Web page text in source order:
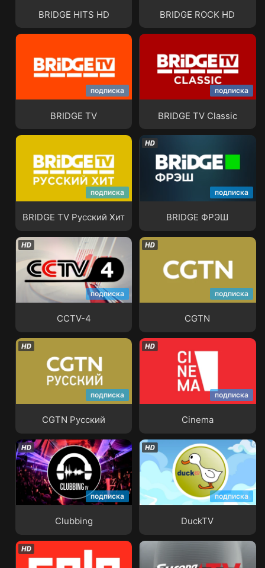
BRIDGE HITS HD BRIDGE ROCK HD
подписка
BRIDGE TV
подписка
BRIDGE TV Classic
подписка
BRIDGE TV Русский Хит
BRIDGE TV Русский Хит
подписка
BRIDGE ФРЭШ
подписка
CCTV-4
CCTV-4
подписка
CGTN
подписка
CGTN Русский
подписка
Cinema
подписка
Clubbing
Clubbing
подписка
DuckTV
DuckTV